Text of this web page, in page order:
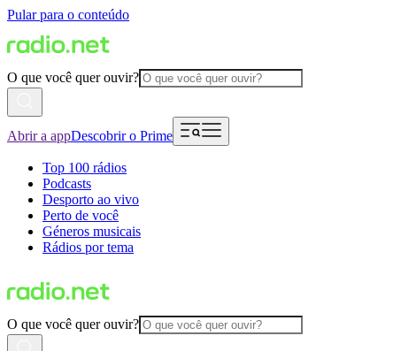
Pular para o conteúdo
O que você quer ouvir?
Abrir a appDescobrir o Prime
Top 100 rádios
Podcasts
Desporto ao vivo
Perto de você
Géneros musicais
Rádios por tema
O que você quer ouvir?